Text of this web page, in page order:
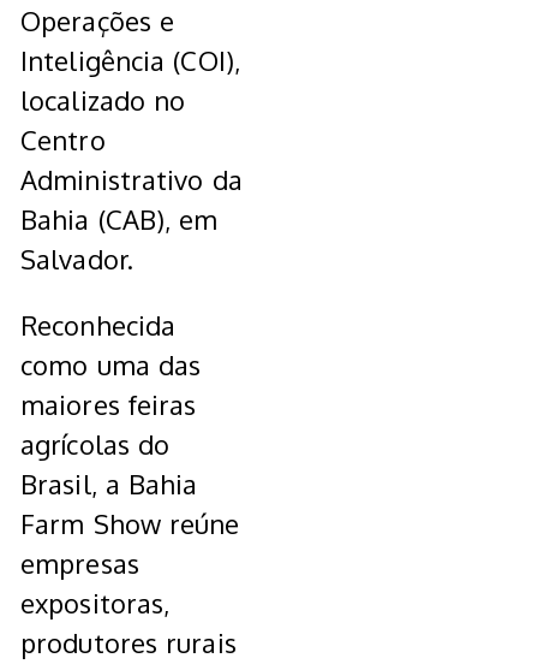
Operações e
Inteligência (COI),
localizado no
Centro
Administrativo da
Bahia (CAB), em
Salvador.
Reconhecida
como uma das
maiores feiras
agrícolas do
Brasil, a Bahia
Farm Show reúne
empresas
expositoras,
produtores rurais